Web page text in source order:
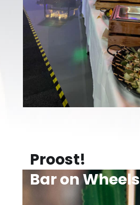
Proost!
Bar on Wheels